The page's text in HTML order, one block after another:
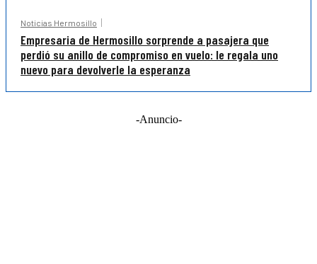
Noticias Hermosillo
Empresaria de Hermosillo sorprende a pasajera que
perdió su anillo de compromiso en vuelo: le regala uno
nuevo para devolverle la esperanza
-Anuncio-